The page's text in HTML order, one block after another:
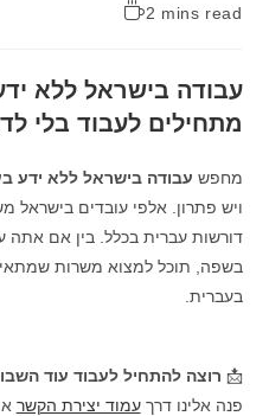
2 mins read
עבודה בישראל ללא
מתחילים לעבוד בלי
מחפש עבודה בישראל ללא ידע
ויש פתרון. אלפי עובדים
דורשות עברית בכלל. בין אם
בשפה, תוכל למצוא משרות
בעברית.
📩 רוצה להתחיל לעבוד עוד
פנה אלינו דרךעמוד יצירת הקשר